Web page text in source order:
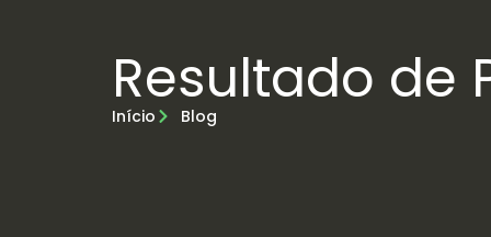
Resultado de
Início Blog